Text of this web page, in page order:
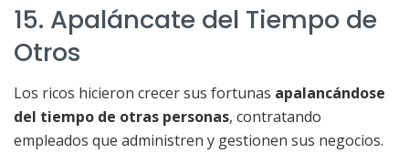
15. Apaláncate del Tiempo de
Otros
Los ricos hicieron crecer sus fortunas apalancándose
del tiempo de otras personas, contratando
empleados que administren y gestionen sus negocios.